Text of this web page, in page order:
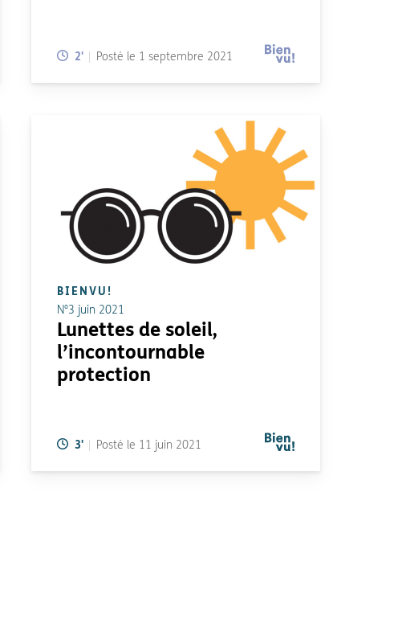
Temps de lecture:
2' Posté le 1 septembre 2021
BIENVU!
N°3 juin 2021
Lunettes de soleil,
l’incontournable
protection
Temps de lecture:
3' Posté le 11 juin 2021